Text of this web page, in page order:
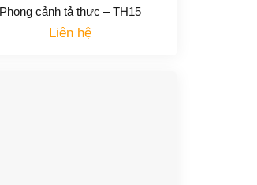
Phong cảnh tả thực – TH15
Liên hệ